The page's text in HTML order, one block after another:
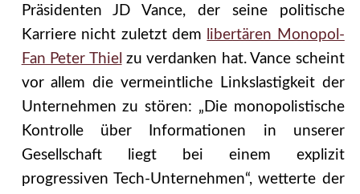
Präsidenten JD Vance, der seine politische
Karriere nicht zuletzt dem
libertären Monopol-
Fan Peter Thiel zu verdanken hat. Vance scheint
vor allem die vermeintliche Linkslastigkeit der
Unternehmen zu stören: „Die monopolistische
Kontrolle über Informationen in unserer
Gesellschaft liegt bei einem explizit
progressiven Tech-Unternehmen“, wetterte der